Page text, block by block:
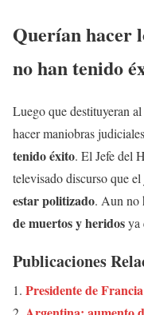
Querían hacer
no han tenido
Luego que destituyeran
hacer maniobras
tenido éxito. El Jefe del
televisado discurso que
estar politizado. Aun no
de muertos y heridosya
Publicaciones
Presidente de